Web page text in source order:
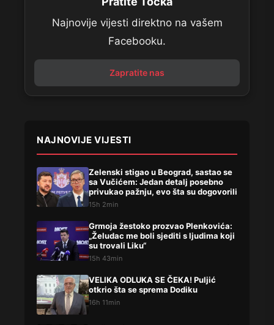
Najnovije vijesti direktno na vašem
Facebooku.
Zapratite nas
NAJNOVIJE VIJESTI
Zelenski stigao u Beograd, sastao se
sa Vučićem: Jedan detalj posebno
privukao pažnju, evo šta su dogovorili
15h 2min
Grmoja žestoko prozvao Plenkovića:
„Želudac me boli sjediti s ljudima koji
su trovali Liku“
15h 43min
VELIKA ODLUKA SE ČEKA! Puljić
otkrio šta se sprema Dodiku
16h 11min